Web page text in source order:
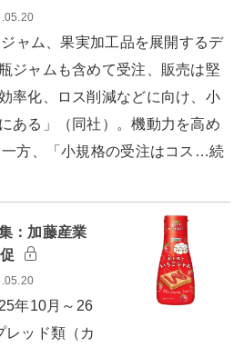
ャム、果実加工品を展開するデ
ジャムも含めて受注、販売は堅
率化、ロス削減などに向け、小
ある」（同社）。機動力を高め
方、「小規格の受注はコス…続
：加藤産業
年10月～26
レッド類（カ